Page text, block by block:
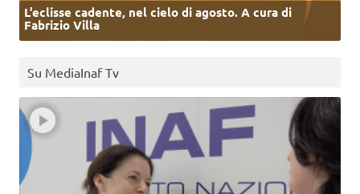
L’eclisse cadente, nel cielo di agosto. A cura di
Fabrizio Villa
Su MediaInaf Tv